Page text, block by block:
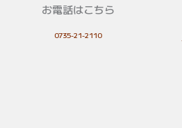
お電話はこちら
0735-21-2110